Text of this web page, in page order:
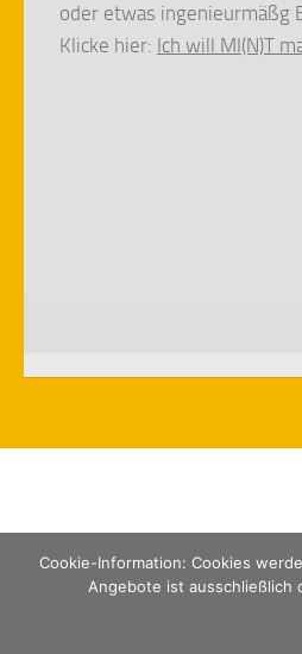
oder etwas ingenieurmäßg
Klicke hier: Ich will MI(N)T
Leibnizschule Wiesbaden
Cookie-Information: Cookies
Angebote ist ausschließlich